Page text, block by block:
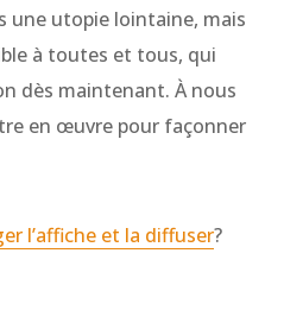
une utopie lointaine, mais
à toutes et tous, qui
dès maintenant. À nous
en œuvre pour façonner
l’affiche et la diffuser?